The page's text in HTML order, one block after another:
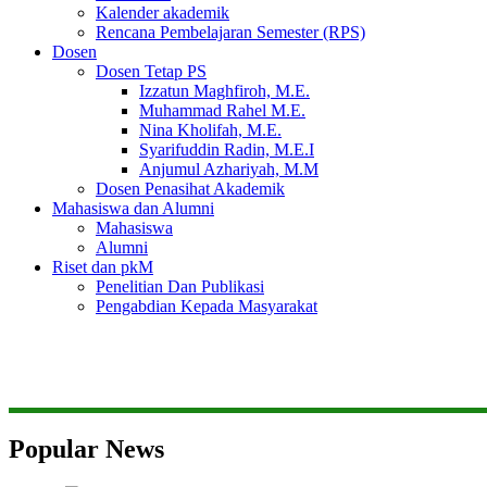
Kalender akademik
Rencana Pembelajaran Semester (RPS)
Dosen
Dosen Tetap PS
Izzatun Maghfiroh, M.E.
Muhammad Rahel M.E.
Nina Kholifah, M.E.
Syarifuddin Radin, M.E.I
Anjumul Azhariyah, M.M
Dosen Penasihat Akademik
Mahasiswa dan Alumni
Mahasiswa
Alumni
Riset dan pkM
Penelitian Dan Publikasi
Pengabdian Kepada Masyarakat
Popular News